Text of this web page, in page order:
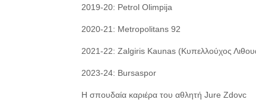
2019-20: Petrol Olimpija
2020-21: Metropolitans 92
2021-22: Zalgiris Kaunas (Κυπελλούχος
2023-24: Bursaspor
Η σπουδαία καριέρα του αθλητή Jure Zdovc